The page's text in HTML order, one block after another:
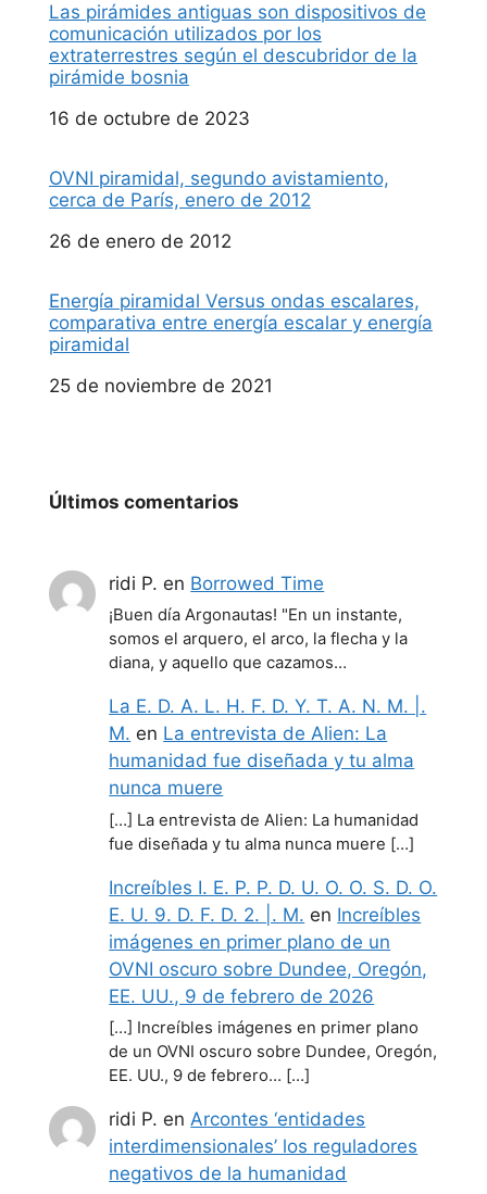
Las pirámides antiguas son dispositivos de
comunicación utilizados por los
extraterrestres según el descubridor de la
pirámide bosnia
Fecha
16 de octubre de 2023
OVNI piramidal, segundo avistamiento,
cerca de París, enero de 2012
Fecha
26 de enero de 2012
Energía piramidal Versus ondas escalares,
comparativa entre energía escalar y energía
piramidal
Fecha
25 de noviembre de 2021
Últimos comentarios
ridi P. en Borrowed Time
¡Buen día Argonautas! "En un instante,
somos el arquero, el arco, la flecha y la
diana, y aquello que cazamos…
La E. D. A. L. H. F. D. Y. T. A. N. M. |.
M. en La entrevista de Alien: La
humanidad fue diseñada y tu alma
nunca muere
[…] La entrevista de Alien: La humanidad
fue diseñada y tu alma nunca muere […]
Increíbles I. E. P. P. D. U. O. O. S. D. O.
E. U. 9. D. F. D. 2. |. M. en Increíbles
imágenes en primer plano de un
OVNI oscuro sobre Dundee, Oregón,
EE. UU., 9 de febrero de 2026
[…] Increíbles imágenes en primer plano
de un OVNI oscuro sobre Dundee, Oregón,
EE. UU., 9 de febrero… […]
ridi P. enArcontes ‘entidades
interdimensionales’ los reguladores
negativos de la humanidad